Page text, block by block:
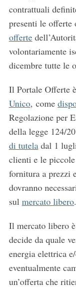
contrattuali
presenti le
offerte
volontariamente
dicembre tutte le
Il Portale Offerte
Unico, come
Regolazione per
della legge 124/
di tuteladal 1
clienti e le
fornitura a prezzi
dovranno
sul mercato libero.
Il mercato libero
decide da quale
energia elettrica
eventualmente
un’offerta che